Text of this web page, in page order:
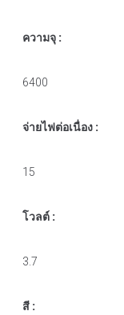
ความจุ :
6400
จ่ายไฟต่อเนื่อง :
15
โวลต์ :
3.7
สี :